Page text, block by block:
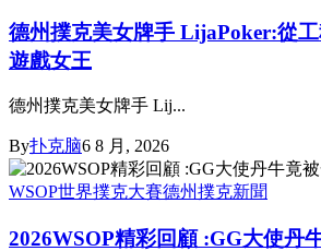
德州撲克美女牌手 LijaPoker:從
遊戲女王
德州撲克美女牌手 Lij...
By扑克脑6 8 月, 2026
WSOP世界撲克大賽德州撲克新聞
2026WSOP精彩回顧 :GG大使丹